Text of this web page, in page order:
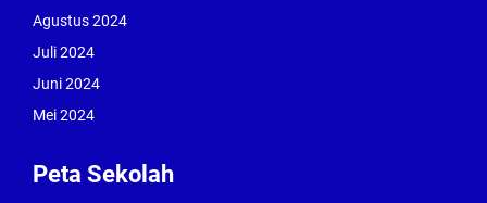
Agustus 2024
Juli 2024
Juni 2024
Mei 2024
Peta Sekolah